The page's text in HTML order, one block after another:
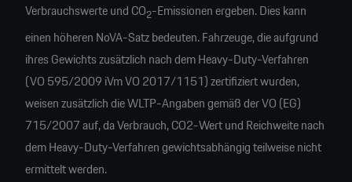
Verbrauchswerte und CO2-Emissionen ergeben. Dies kann
einen höheren NoVA-Satz bedeuten. Fahrzeuge, die aufgrund
ihres Gewichts zusätzlich nach dem Heavy-Duty-Verfahren
(VO 595/2009 iVm VO 2017/1151) zertifiziert wurden,
weisen zusätzlich die WLTP-Angaben gemäß der VO (EG)
715/2007 auf, da Verbrauch, CO2-Wert und Reichweite nach
dem Heavy-Duty-Verfahren gewichtsabhängig teilweise nicht
ermittelt werden.